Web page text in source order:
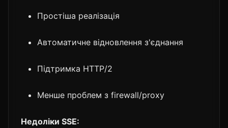
Простіша реалізація
Автоматичне відновлення з'єднання
Підтримка HTTP/2
Менше проблем з firewall/proxy
Недоліки SSE: